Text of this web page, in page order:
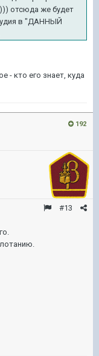
отсюда же будет
в "ДАННЫЙ
- кто его знает, куда
192
#13